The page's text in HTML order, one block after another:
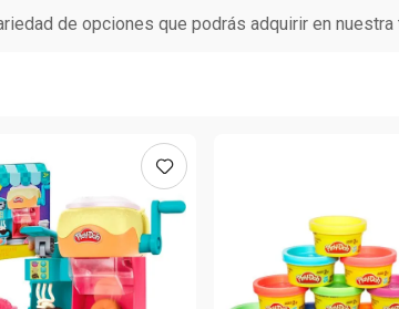
de opciones que podrás adquirir en